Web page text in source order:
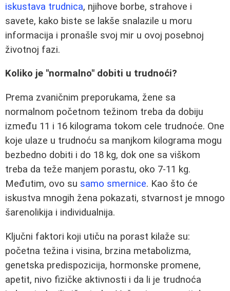
iskustava trudnica, njihove borbe, strahove i
savete, kako biste se lakše snalazile u moru
informacija i pronašle svoj mir u ovoj posebnoj
životnoj fazi.
Koliko je "normalno" dobiti u trudnoći?
Prema zvaničnim preporukama, žene sa
normalnom početnom težinom treba da dobiju
između 11 i 16 kilograma tokom cele trudnoće. One
koje ulaze u trudnoću sa manjkom kilograma mogu
bezbedno dobiti i do 18 kg, dok one sa viškom
treba da teže manjem porastu, oko 7-11 kg.
Međutim, ovo su samo smernice. Kao što će
iskustva mnogih žena pokazati, stvarnost je mnogo
šarenolikija i individualnija.
Ključni faktori koji utiču na porast kilaže su:
početna težina i visina, brzina metabolizma,
genetska predispozicija, hormonske promene,
apetit, nivo fizičke aktivnosti i da li je trudnoća